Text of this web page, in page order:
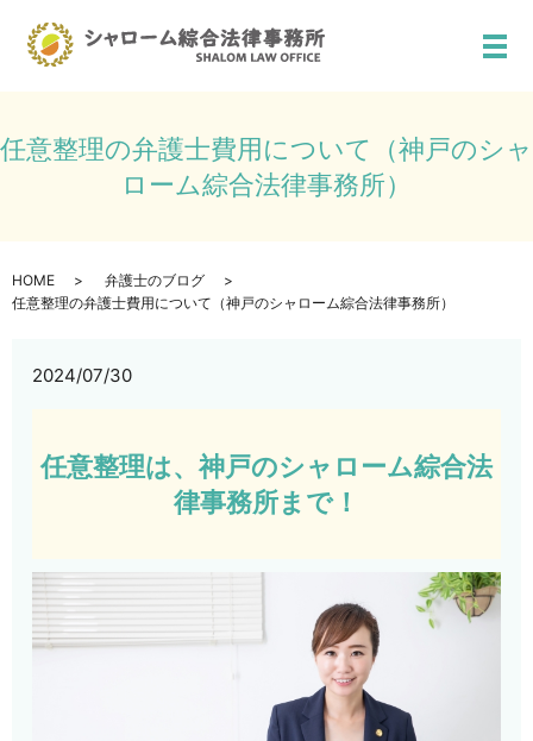
メ
任意整理の弁護士費用について（神戸のシャ
ローム綜合法律事務所）
HOME
弁護士のブログ
任意整理の弁護士費用について（神戸のシャローム綜合法律事務所）
2024/07/30
任意整理は、神戸のシャローム綜合法
律事務所まで！